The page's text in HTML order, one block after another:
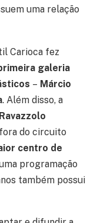
uma relação
Carioca fez
galeria
– Márcio
. Além disso, a
do circuito
centro de
programação
também possui